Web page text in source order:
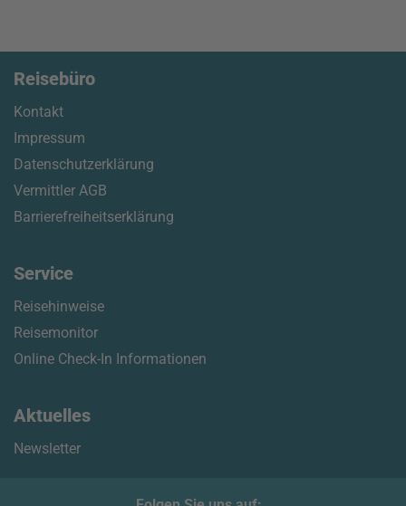
Reisebüro
Kontakt
Impressum
Datenschutzerklärung
Vermittler AGB
Barrierefreiheitserklärung
Service
Reisehinweise
Reisemonitor
Online Check-In Informationen
Aktuelles
Newsletter